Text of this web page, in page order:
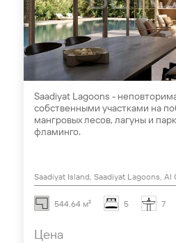
Saadiyat Lagoons -
собственными участками на
мангровых лесов, лагуны и
фламинго.
Saadiyat Island, Saadiyat Lagoons, Al
544.64 м² 5 7
Цена